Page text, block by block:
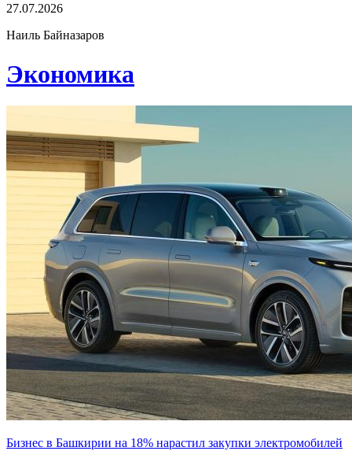
27.07.2026
Наиль Байназаров
Экономика
Бизнес в Башкирии на 18% нарастил закупки электромобилей